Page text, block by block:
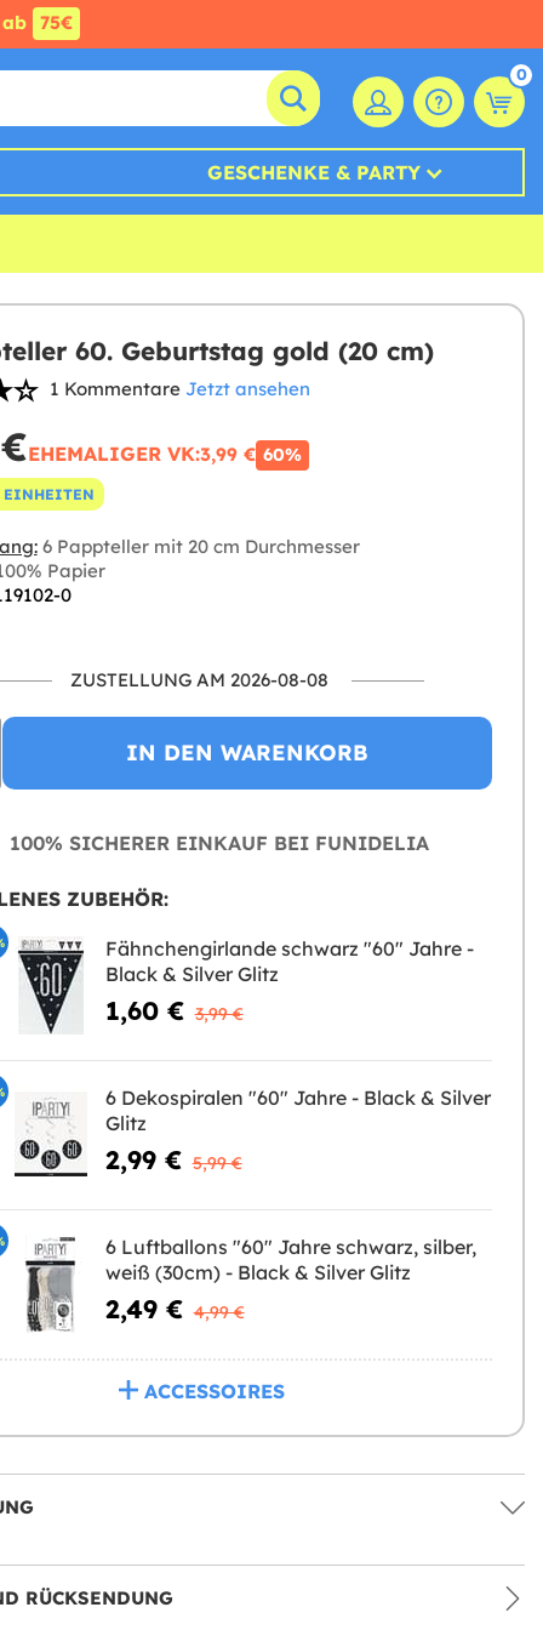
75€
0
GESCHENKE & PARTY
60. Geburtstag gold (20 cm)
1 Kommentare Jetzt ansehen
EHEMALIGER VK:3,99 € 60%
EINHEITEN
6 Pappteller mit 20 cm Durchmesser
Papier
0
ZUSTELLUNG AM 2026-08-08
IN DEN WARENKORB
100% SICHERER EINKAUF BEI FUNIDELIA
ZUBEHÖR:
Fähnchengirlande schwarz "60" Jahre -
Black & Silver Glitz
1,60 € 3,99 €
6 Dekospiralen "60" Jahre - Black & Silver
Glitz
2,99 € 5,99 €
6 Luftballons "60" Jahre schwarz, silber,
weiß (30cm) - Black & Silver Glitz
2,49 € 4,99 €
ACCESSOIRES
RÜCKSENDUNG